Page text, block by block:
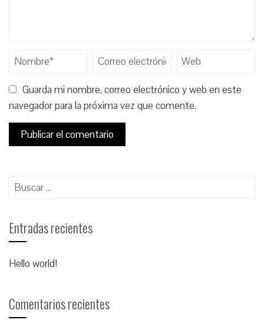
Guarda mi nombre, correo electrónico y web en este
navegador para la próxima vez que comente.
Buscar:
Entradas recientes
Hello world!
Comentarios recientes